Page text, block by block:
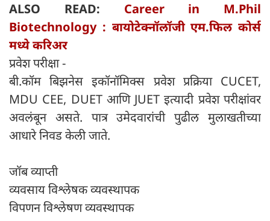
ALSO READ: Career in M.Phil
Biotechnology : बायोटेक्नॉलॉजी एम.फिल कोर्स
मध्ये करिअर
प्रवेश परीक्षा -
बी.कॉम बिझनेस इकॉनॉमिक्स प्रवेश प्रक्रिया CUCET,
MDU CEE, DUET आणि JUET इत्यादी प्रवेश परीक्षांवर
अवलंबून असते. पात्र उमेदवारांची पुढील मुलाखतीच्या
आधारे निवड केली जाते.
जॉब व्याप्ती
व्यवसाय विश्लेषक व्यवस्थापक
विपणन विश्लेषण व्यवस्थापक